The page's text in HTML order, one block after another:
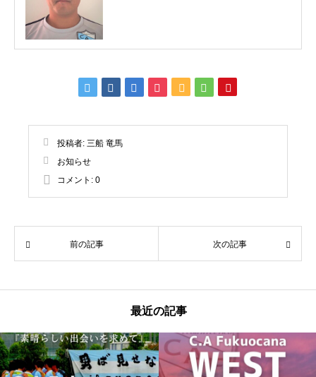
投稿者: 三船 竜馬
お知らせ
コメント: 0
前の記事 次の記事
最近の記事